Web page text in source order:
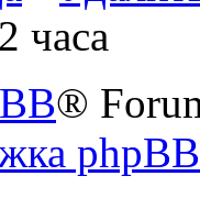
часа
®
phpBB